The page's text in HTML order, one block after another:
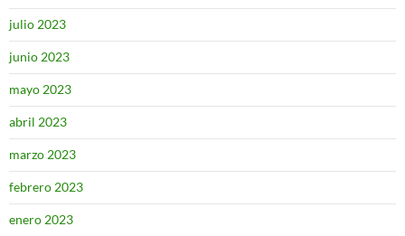
julio 2023
junio 2023
mayo 2023
abril 2023
marzo 2023
febrero 2023
enero 2023